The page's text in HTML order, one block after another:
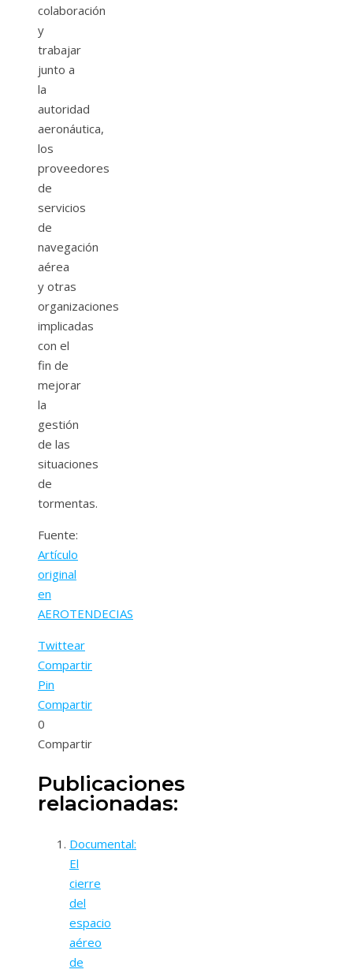
colaboración
y
trabajar
junto a
la
autoridad
aeronáutica,
los
proveedores
de
servicios
de
navegación
aérea
y otras
organizaciones
implicadas
con el
fin de
mejorar
la
gestión
de las
situaciones
de
tormentas.
Fuente:
Artículo
original
en
AEROTENDECIAS
Twittear
Compartir
Pin
Compartir
0
Compartir
Publicaciones
relacionadas:
Documental:
El
cierre
del
espacio
aéreo
de